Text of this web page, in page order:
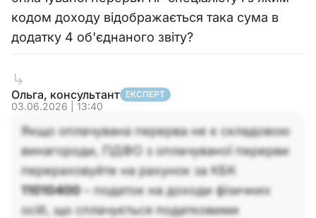
кодом доходу відображається така сума в
додатку 4 об'єднаного звіту?
Ольга, консультант ЕКСПЕРТ
03.06.2026 | 13:40
Якщо оплачувана перерва не є складовою
винагороди, ПДФО з оплачуваної перерви
перераховуйте на рахунок за КБК
11010400– податок на доходи фізичних
осіб, що сплачується податковими